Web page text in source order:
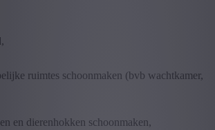
ruimtes schoonmaken (bvb wachtkamer,
en dierenhokken schoonmaken,